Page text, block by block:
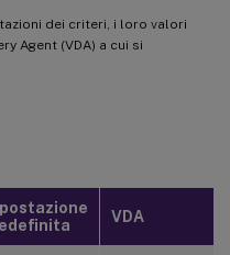
dei criteri, i loro valori
Agent (VDA) a cui si
VDA